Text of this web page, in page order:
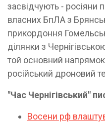
засвідчують - росіяни
власних БпЛА з
прикордоння
ділянки з
той основний
російський дроновий
"Час Чернігівський"
Восени рф